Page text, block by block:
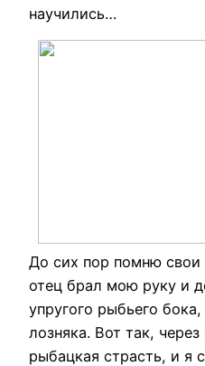
научились…
До сих пор помню свои
отец брал мою руку и
упругого рыбьего
лозняка. Вот так,
рыбацкая страсть, и я